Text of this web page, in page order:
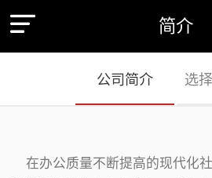
简介
公司简介 选
在办公质量不断提高的现代化